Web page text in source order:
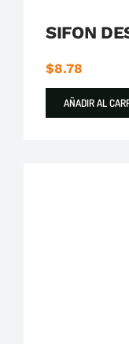
SIFON
$8.78
AÑADIR AL